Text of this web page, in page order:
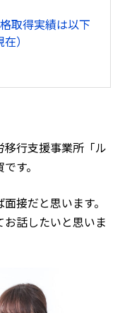
取得実績は以下
）
行支援事業所「ル
す。
接だと思います。
話したいと思いま